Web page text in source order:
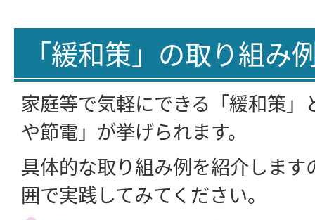
「緩和策」の取り組み
家庭等で気軽にできる「緩和策」
や節電」が挙げられます。
具体的な取り組み例を紹介します
囲で実践してみてください。